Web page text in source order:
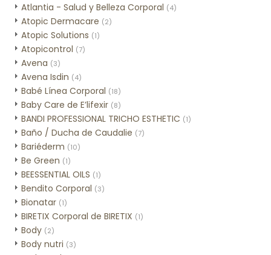
Atlantia - Salud y Belleza Corporal (4)
Atopic Dermacare (2)
Atopic Solutions (1)
Atopicontrol (7)
Avena (3)
Avena Isdin (4)
Babé Línea Corporal (18)
Baby Care de E’lifexir (8)
BANDI PROFESSIONAL TRICHO ESTHETIC (1)
Baño / Ducha de Caudalie (7)
Bariéderm (10)
Be Green (1)
BEESSENTIAL OILS (1)
Bendito Corporal (3)
Bionatar (1)
BIRETIX Corporal de BIRETIX (1)
Body (2)
Body nutri (3)